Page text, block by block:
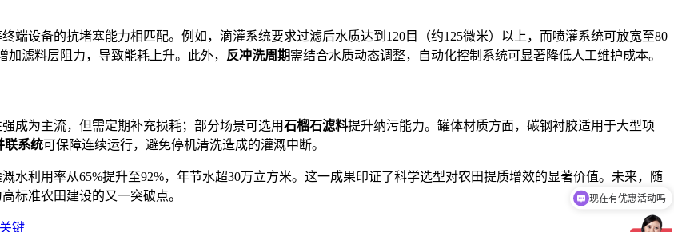
端设备的抗堵塞能力相匹配。例如，滴灌系统要求过滤后水质达到120目（约125微米）以上，而喷灌系统可放宽至80
滤料层阻力，导致能耗上升。此外， 反冲洗周期需结合水质动态调整，自动化控制系统可显著降低人工维护成本。
成为主流，但需定期补充损耗；部分场景可选用石榴石滤料提升纳污能力。罐体材质方面，碳钢衬胶适用于大型项
联系统可保障连续运行，避免停机清洗造成的灌溉中断。
溉水利用率从65%提升至92%，年节水超30万立方米。这一成果印证了科学选型对农田提质增效的显著价值。未来，随
标准农田建设的又一突破点。
键
现在有优惠活动吗